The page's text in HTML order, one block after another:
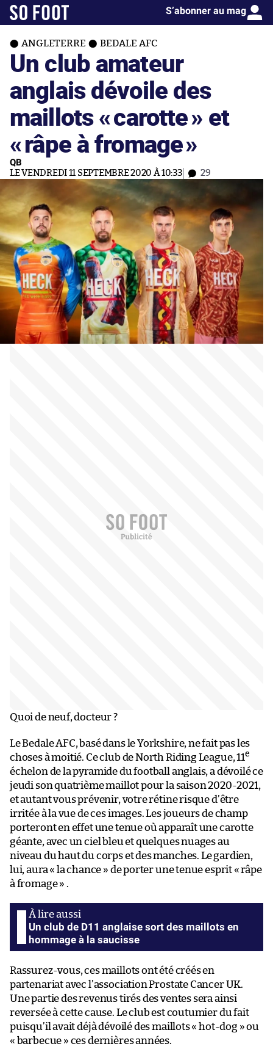
S’abonner au mag
ANGLETERRE BEDALE AFC
Un club amateur
anglais dévoile des
maillots «carotte» et
«râpe à fromage»
QB
LE VENDREDI 11 SEPTEMBRE 2020 À 10:33 29
Quoi de neuf, docteur ?
Le Bedale AFC, basé dans le Yorkshire, ne fait pas les
choses à moitié. Ce club de North Riding League, 11e
échelon de la pyramide du football anglais, a dévoilé ce
jeudi son quatrième maillot pour la saison 2020-2021,
et autant vous prévenir, votre rétine risque d’être
irritée à la vue de ces images. Les joueurs de champ
porteront en effet une tenue où apparaît une carotte
géante, avec un ciel bleu et quelques nuages au
niveau du haut du corps et des manches. Le gardien,
lui, aura « la chance » de porter une tenue esprit « râpe
à fromage » .
Un club de D11 anglaise sort des maillots en
hommage à la saucisse
Rassurez-vous, ces maillots ont été créés en
partenariat avec l’association Prostate Cancer UK.
Une partie des revenus tirés des ventes sera ainsi
reversée à cette cause. Le club est coutumier du fait
puisqu’il avait déjà dévoilé des maillots « hot-dog » ou
« barbecue » ces dernières années.